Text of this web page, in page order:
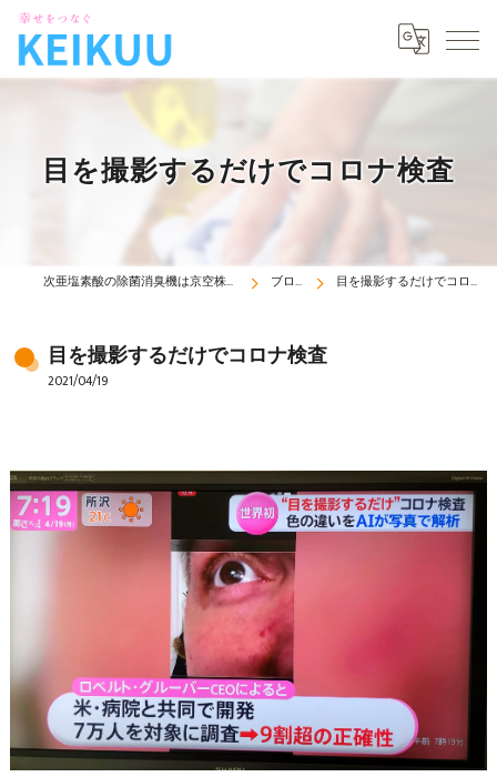
目を撮影するだけでコロナ検査
次亜塩素酸の除菌消臭機は京空株式会社 ブログ 目を撮影するだけでコロナ検査
目を撮影するだけでコロナ検査
2021/04/19